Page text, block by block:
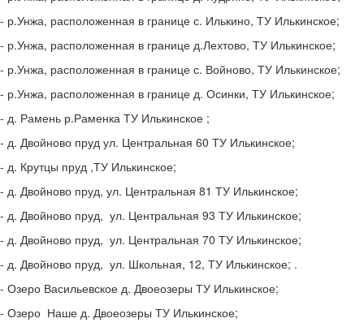
- р.Унжа, расположенная в границе с. Илькино, ТУ Илькинское;
- р.Унжа, расположенная в границе д.Лехтово, ТУ Илькинское;
- р.Унжа, расположенная в границе с. Войново, ТУ Илькинское;
- р.Унжа, расположенная в границе д. Осинки, ТУ Илькинское;
- д. Рамень р.Раменка ТУ Илькинское ;
- д. Двойново пруд ул. Центральная 60 ТУ Илькинское;
- д. Крутцы пруд ,ТУ Илькинское;
- д. Двойново пруд, ул. Центральная 81 ТУ Илькинское;
- д. Двойново пруд, ул. Центральная 93 ТУ Илькинское;
- д. Двойново пруд, ул. Центральная 70 ТУ Илькинское;
- д. Двойново пруд, ул. Школьная, 12, ТУ Илькинское; .
- Озеро Васильевское д. Двоеозеры ТУ Илькинское;
- Озеро Наше д. Двоеозеры ТУ Илькинское;